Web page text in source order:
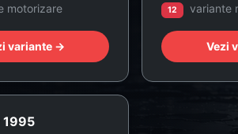
motorizare
variante →
12 variante
Vezi
1995